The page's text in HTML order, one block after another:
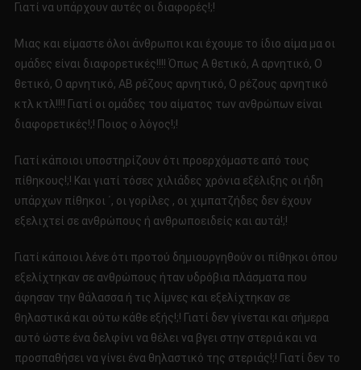
Γιατί να υπάρχουν αυτές οι διαφορές!;!
Μιας και είμαστε όλοι άνθρωποι και έχουμε το ίδιο αίμα μα οι
ομάδες είναι διαφορετικές!!!! Όπως Α θετικό, Α αρνητικό, Ο
θετικό, Ο αρνητικό, ΑΒ ρέζους αρνητικό, Ο ρέζους αρνητικό
κτλ κτλ!!!! Γιατί οι ομάδες του αίματος των ανθρώπων είναι
διαφορετικές!;! Ποιος ο λόγος!;!
Γιατί κάποιοι υποστηρίζουν ότι προερχόμαστε από τους
πίθηκους!;! Και γιατί τόσες χιλιάδες χρόνια εξέλιξης οι ήδη
υπάρχων πίθηκοι ΄, οι γορίλες , οι χιμπατζήδες δεν έχουν
εξελιχτεί σε ανθρώπους ή ανθρωποειδείς και αυτά!;!
Γιατί κάποιοι λένε ότι προτού δημιουργηθούν οι πίθηκοι όπου
εξελίχτηκαν σε ανθρώπους ήταν υδρόβια πλάσματα που
άφησαν την θάλασσα ή τις λίμνες και εξελίχτηκαν σε
θηλαστικά και ούτω κάθε εξής!;! Γιατί δεν γίνεται και σήμερα
αυτό ώστε ένα δελφίνι να θέλει να βγει στην στεριά και να
προσπαθήσει να γίνει ένα θηλαστικό της στεριάς!;! Γιατί δεν το